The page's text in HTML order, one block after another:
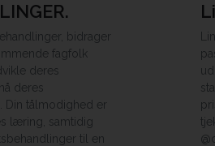
bidrager
fagfolk
deres
deres
Din tålmodighed er
læring, samtidig
til en